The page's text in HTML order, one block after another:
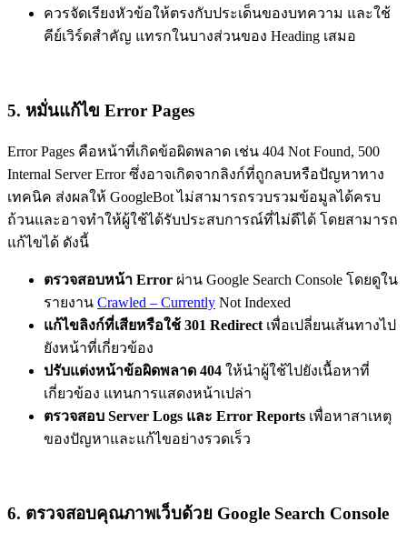
ควรจัดเรียงหัวข้อให้ตรงกับประเด็นของบทความ และใช้
คีย์เวิร์ดสำคัญ แทรกในบางส่วนของ Heading เสมอ
5. หมั่นแก้ไข Error Pages
Error Pages คือหน้าที่เกิดข้อผิดพลาด เช่น 404 Not Found, 500
Internal Server Error ซึ่งอาจเกิดจากลิงก์ที่ถูกลบหรือปัญหาทาง
เทคนิค ส่งผลให้ GoogleBot ไม่สามารถรวบรวมข้อมูลได้ครบ
ถ้วนและอาจทำให้ผู้ใช้ได้รับประสบการณ์ที่ไม่ดีได้ โดยสามารถ
แก้ไขได้ ดังนี้
ตรวจสอบหน้า Error ผ่าน Google Search Console โดยดูใน
รายงาน Crawled – Currently Not Indexed
แก้ไขลิงก์ที่เสียหรือใช้ 301 Redirectเพื่อเปลี่ยนเส้นทางไป
ยังหน้าที่เกี่ยวข้อง
ปรับแต่งหน้าข้อผิดพลาด 404 ให้นำผู้ใช้ไปยังเนื้อหาที่
เกี่ยวข้อง แทนการแสดงหน้าเปล่า
ตรวจสอบ Server Logs และ Error Reports เพื่อหาสาเหตุ
ของปัญหาและแก้ไขอย่างรวดเร็ว
6. ตรวจสอบคุณภาพเว็บด้วย Google Search Console